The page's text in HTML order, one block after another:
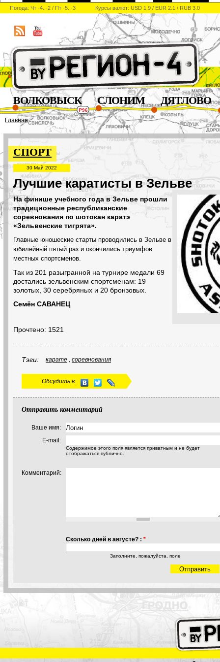
Погода: Чт -4..-2 / Пт -5..-3 Курсы валют: USD 1.9 / EUR 2.1 / RUB 3.0
ВОЛКОВЫСК СЛОНИМ ДЯТЛОВО
Главная
СПОРТ
30 Май 2022
Лучшие каратисты в Зельве
На финише учебного года в Зельве прошли
традиционные республиканские
соревнования по шотокан каратэ
«Зельвенские тигрята».
Главные юношеские старты проводились в Зельве в
юбилейный пятый раз и окончились триумфов
местных спортсменов.
Так из 201 разыгранной на турнире медали 69
достались зельвенским спортсменам: 19
золотых, 30 серебряных и 20 бронзовых.
Семён САВАНЕЦ
Прочтено: 1521
Тэги: карате , соревнования
Обсудить в:
Отправить комментарий
Ваше имя:
E-mail:
Содержимое этого поля является приватным и не будет
отображаться публично.
Комментарий:
Сколько дней в августе? : *
Заполните, пожалуйста, поле